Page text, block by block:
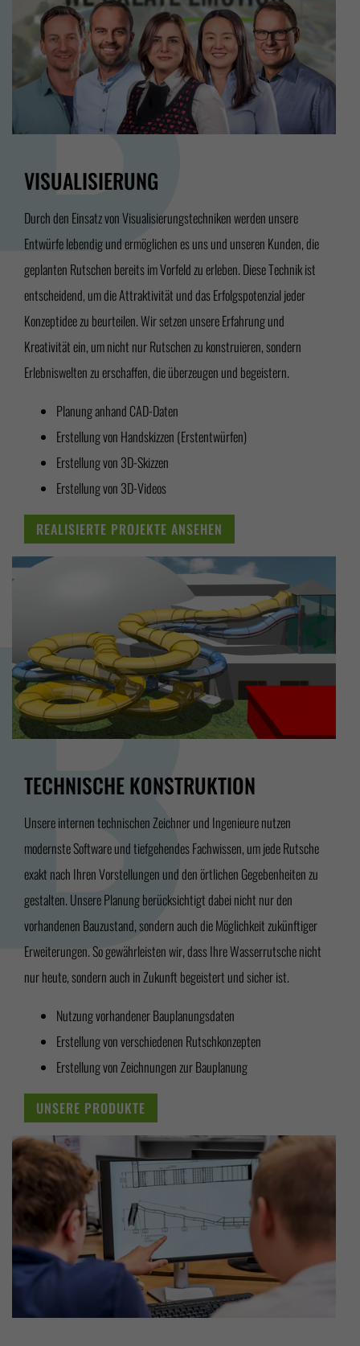
VISUALISIERUNG
Durch den Einsatz von Visualisierungstechniken werden unsere
Entwürfe lebendig und ermöglichen es uns und unseren Kunden, die
geplanten Rutschen bereits im Vorfeld zu erleben. Diese Technik ist
entscheidend, um die Attraktivität und das Erfolgspotenzial jeder
Konzeptidee zu beurteilen. Wir setzen unsere Erfahrung und
Kreativität ein, um nicht nur Rutschen zu konstruieren, sondern
Erlebniswelten zu erschaffen, die überzeugen und begeistern.
Planung anhand CAD-Daten
Erstellung von Handskizzen (Erstentwürfen)
Erstellung von 3D-Skizzen
Erstellung von 3D-Videos
REALISIERTE PROJEKTE ANSEHEN
TECHNISCHE KONSTRUKTION
Unsere internen technischen Zeichner und Ingenieure nutzen
modernste Software und tiefgehendes Fachwissen, um jede Rutsche
exakt nach Ihren Vorstellungen und den örtlichen Gegebenheiten zu
gestalten. Unsere Planung berücksichtigt dabei nicht nur den
vorhandenen Bauzustand, sondern auch die Möglichkeit zukünftiger
Erweiterungen. So gewährleisten wir, dass Ihre Wasserrutsche nicht
nur heute, sondern auch in Zukunft begeistert und sicher ist.
Nutzung vorhandener Bauplanungsdaten
Erstellung von verschiedenen Rutschkonzepten
Erstellung von Zeichnungen zur Bauplanung
UNSERE PRODUKTE